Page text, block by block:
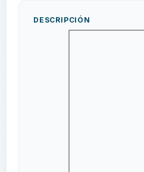
DESCRIPCIÓN